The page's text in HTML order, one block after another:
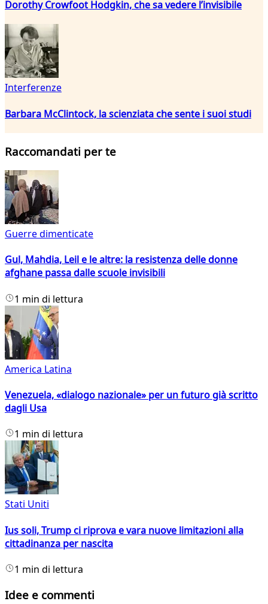
Dorothy Crowfoot Hodgkin, che sa vedere l’invisibile
Interferenze
Barbara McClintock, la scienziata che sente i suoi studi
Raccomandati per te
Guerre dimenticate
Gul, Mahdia, Leil e le altre: la resistenza delle donne
afghane passa dalle scuole invisibili
1 min di lettura
America Latina
Venezuela, «dialogo nazionale» per un futuro già scritto
dagli Usa
1 min di lettura
Stati Uniti
Ius soli, Trump ci riprova e vara nuove limitazioni alla
cittadinanza per nascita
1 min di lettura
Idee e commenti